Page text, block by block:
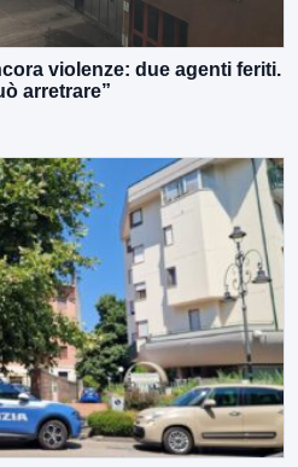
violenze: due agenti feriti.
arretrare”